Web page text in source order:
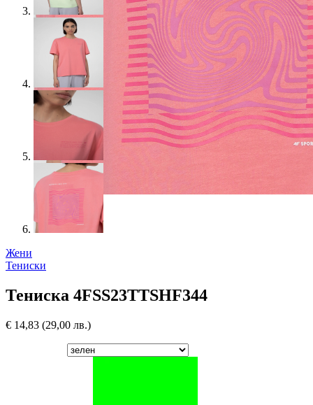
Жени
Тениски
Тениска 4FSS23TTSHF344
€ 14,83 (29,00 лв.)